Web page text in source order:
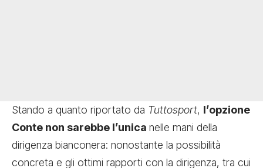
Stando a quanto riportato da Tuttosport, l’opzione
Conte non sarebbe l’unica nelle mani della
dirigenza bianconera: nonostante la possibilità
concreta e gli ottimi rapporti con la dirigenza, tra cui